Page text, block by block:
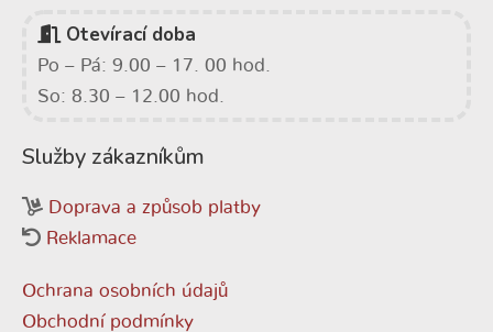
Otevírací doba
Po – Pá: 9.00 – 17. 00 hod.
So: 8.30 – 12.00 hod.
Služby zákazníkům
Doprava a způsob platby
Reklamace
Ochrana osobních údajů
Obchodní podmínky